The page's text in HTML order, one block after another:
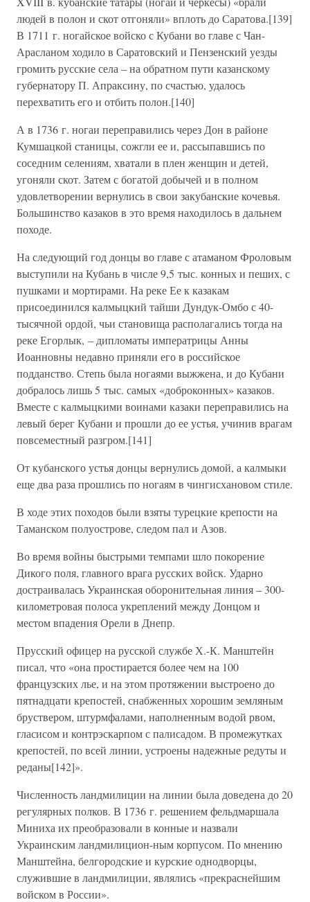
людей в полон и скот отгоняли» вплоть до Саратова.[139]
В 1711 г. ногайское войско с Кубани во главе с Чан-
Арасланом ходило в Саратовский и Пензенский уезды
громить русские села – на обратном пути казанскому
губернатору П. Апраксину, по счастью, удалось
перехватить его и отбить полон.[140]
А в 1736 г. ногаи переправились через Дон в районе
Кумшацкой станицы, сожгли ее и, рассыпавшись по
соседним селениям, хватали в плен женщин и детей,
угоняли скот. Затем с богатой добычей и в полном
удовлетворении вернулись в свои закубанские кочевья.
Большинство казаков в это время находилось в дальнем
походе.
На следующий год донцы во главе с атаманом Фроловым
выступили на Кубань в числе 9,5 тыс. конных и пеших, с
пушками и мортирами. На реке Ее к казакам
присоединился калмыцкий тайши Дундук-Омбо с 40-
тысячной ордой, чьи становища располагались тогда на
реке Егорлык, – дипломаты императрицы Анны
Иоанновны недавно приняли его в российское
подданство. Степь была ногаями выжжена, и до Кубани
добралось лишь 5 тыс. самых «доброконных» казаков.
Вместе с калмыцкими воинами казаки переправились на
левый берег Кубани и прошли до ее устья, учинив врагам
повсеместный разгром.[141]
От кубанского устья донцы вернулись домой, а калмыки
еще два раза прошлись по ногаям в чингисхановом стиле.
В ходе этих походов были взяты турецкие крепости на
Таманском полуострове, следом пал и Азов.
Во время войны быстрыми темпами шло покорение
Дикого поля, главного врага русских войск. Ударно
достраивалась Украинская оборонительная линия – 300-
километровая полоса укреплений между Донцом и
местом впадения Орели в Днепр.
Прусский офицер на русской службе Х.-К. Манштейн
писал, что «она простирается более чем на 100
французских лье, и на этом протяжении выстроено до
пятнадцати крепостей, снабженных хорошим земляным
бруствером, штурмфалами, наполненным водой рвом,
гласисом и контрэскарпом с палисадом. В промежутках
крепостей, по всей линии, устроены надежные редуты и
реданы[142]».
Численность ландмилиции на линии была доведена до 20
регулярных полков. В 1736 г. решением фельдмаршала
Миниха их преобразовали в конные и назвали
Украинским ландмилицион-ным корпусом. По мнению
Манштейна, белгородские и курские однодворцы,
служившие в ландмилиции, являлись «прекраснейшим
войском в России».